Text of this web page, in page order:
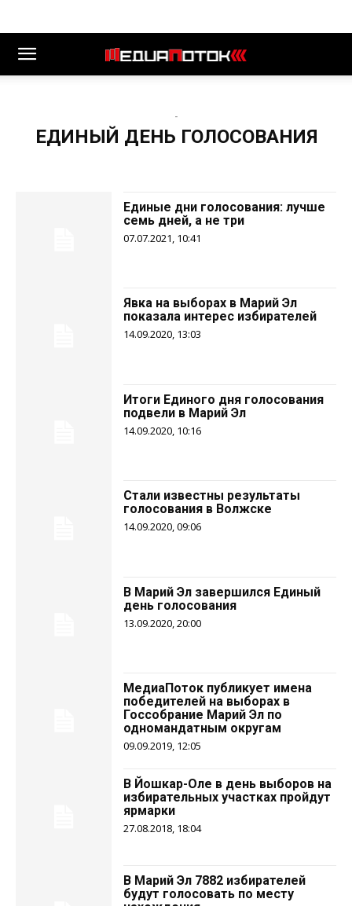
-
ЕДИНЫЙ ДЕНЬ ГОЛОСОВАНИЯ
Единые дни голосования: лучше
семь дней, а не три
07.07.2021, 10:41
Явка на выборах в Марий Эл
показала интерес избирателей
14.09.2020, 13:03
Итоги Единого дня голосования
подвели в Марий Эл
14.09.2020, 10:16
Стали известны результаты
голосования в Волжске
14.09.2020, 09:06
В Марий Эл завершился Единый
день голосования
13.09.2020, 20:00
МедиаПоток публикует имена
победителей на выборах в
Госсобрание Марий Эл по
одномандатным округам
09.09.2019, 12:05
В Йошкар-Оле в день выборов на
избирательных участках пройдут
ярмарки
27.08.2018, 18:04
В Марий Эл 7882 избирателей
будут голосовать по месту